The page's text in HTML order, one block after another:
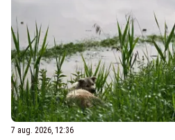
7 aug. 2026, 12:36